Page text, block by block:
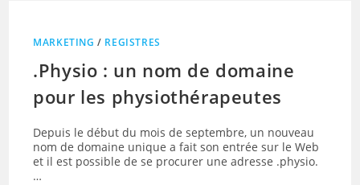
MARKETING / REGISTRES
.Physio : un nom de domaine
pour les physiothérapeutes
Depuis le début du mois de septembre, un nouveau
nom de domaine unique a fait son entrée sur le Web
et il est possible de se procurer une adresse .physio.
…